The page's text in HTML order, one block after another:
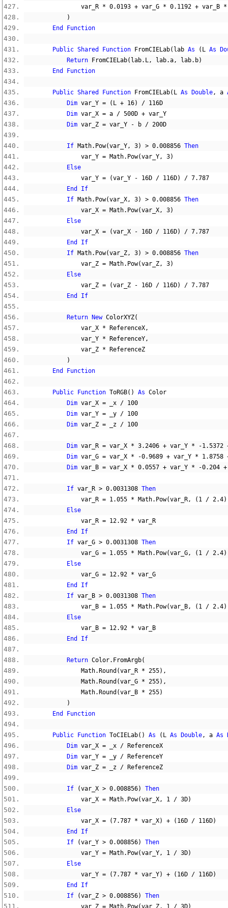
                var_R
* 0.0193 + var_G * 0.1192 + var_B *
)
End
Function
Public Shared Function FromCIELab( lab As ( L As
Return FromCIELab( lab. L, lab.a, lab. b)
End
Function
Public Shared Function FromCIELab( L As Double, a
Dim var_Y = ( L + 16) / 116D
Dim var_X = a / 500D + var_Y
Dim var_Z = var_Y - b / 200D
If Math. Pow(var_Y, 3) > 0.008856 Then
                var_Y
= Math. Pow(var_Y, 3)
Else
                var_Y
= (var_Y - 16D / 116D) / 7.787
End
If
If Math. Pow(var_X, 3) > 0.008856 Then
                var_X
= Math. Pow(var_X, 3)
Else
                var_X
= (var_X - 16D / 116D) / 7.787
End
If
If Math. Pow(var_Z, 3) > 0.008856 Then
                var_Z
= Math. Pow(var_Z, 3)
Else
                var_Z
= (var_Z - 16D / 116D) / 7.787
End
If
Return New ColorXYZ(
                var_X
* ReferenceX,
                var_Y
* ReferenceY,
                var_Z
* ReferenceZ
)
End
Function
Public Function ToRGB() As Color
Dim var_X = _x / 100
Dim var_Y = _y / 100
Dim var_Z = _z / 100
Dim var_R = var_X * 3.2406 + var_Y * -1.5372
Dim var_G = var_X * -0.9689 + var_Y * 1.8758
Dim var_B = var_X * 0.0557 + var_Y * -0.204 +
If var_R > 0.0031308 Then
                var_R
= 1.055 * Math. Pow(var_R, ( 1 / 2.4
Else
                var_R
= 12.92 * var_R
End
If
If var_G > 0.0031308 Then
                var_G
= 1.055 * Math. Pow(var_G, ( 1 / 2.4
Else
                var_G
= 12.92 * var_G
End
If
If var_B > 0.0031308 Then
                var_B
= 1.055 * Math. Pow(var_B, ( 1 / 2.4
Else
                var_B
= 12.92 * var_B
End
If
Return Color. FromArgb(
                Math
. Round (var_R * 255),
                Math
. Round (var_G * 255),
                Math
. Round (var_B * 255)
)
End
Function
Public Function ToCIELab() As ( L As Double, a As
Dim var_X = _x / ReferenceX
Dim var_Y = _y / ReferenceY
Dim var_Z = _z / ReferenceZ
If (var_X > 0.008856)
Then
                var_X
= Math. Pow(var_X, 1 / 3D)
Else
                var_X
= (7.787 * var_X) + ( 16D / 116D)
End
If
If
(var_Y > 0.008856)
Then
                var_Y
= Math. Pow(var_Y, 1 / 3D)
Else
                var_Y
= (7.787 * var_Y) + ( 16D / 116D)
End
If
If
(var_Z > 0.008856)
Then
                var_Z
= Math. Pow(var_Z , 1 / 3D)